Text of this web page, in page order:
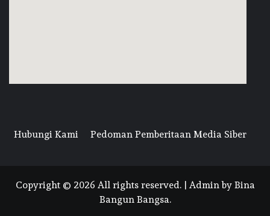
Hubungi Kami Pedoman Pemberitaan Media Siber
Copyright © 2026 All rights reserved. | Admin by Bina
Bangun Bangsa.